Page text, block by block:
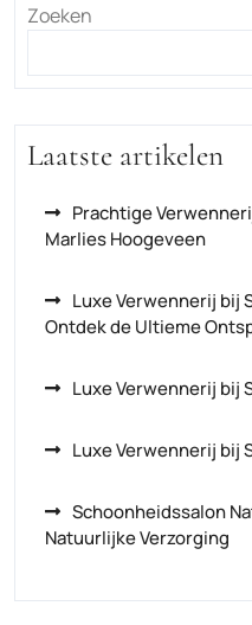
Zoeken
Laatste artikelen
Prachtige
Marlies Hoogeveen
Luxe Verwennerij bij
Ontdek de Ultieme
Luxe Verwennerij bij
Luxe Verwennerij bij
Schoonheidssalon
Natuurlijke Verzorging